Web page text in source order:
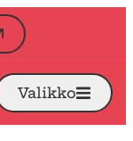
Avaa
Valikko